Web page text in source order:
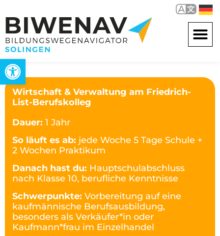
Werkzeugleiste öffnen
Wirtschaft & Verwaltung am Friedrich-
List-Berufskolleg
Dauer: 1 Jahr
So läuft es ab: jede Woche 5 Tage Schule +
2 Wochen Praktikum
Danach hast du: Hauptschulabschluss
nach Klasse 10, berufliche Kenntnisse
Schwerpunkte: Vorbereitung auf eine
kaufmännische Berufsausbildung,
besonders als Verkäufer*in oder
Kaufmann*frau im Einzelhandel